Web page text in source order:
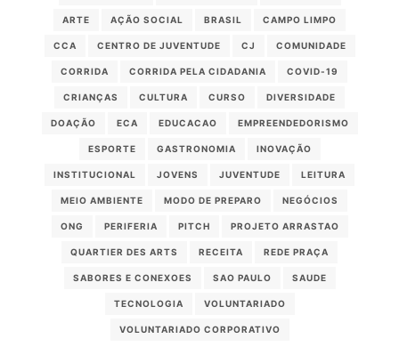
ARTE AÇÃO SOCIAL BRASIL CAMPO LIMPO
CCA CENTRO DE JUVENTUDE CJ COMUNIDADE
CORRIDA CORRIDA PELA CIDADANIA COVID-19
CRIANÇAS CULTURA CURSO DIVERSIDADE
DOAÇÃO ECA EDUCACAO EMPREENDEDORISMO
ESPORTE GASTRONOMIA INOVAÇÃO
INSTITUCIONAL JOVENS JUVENTUDE LEITURA
MEIO AMBIENTE MODO DE PREPARO NEGÓCIOS
ONG PERIFERIA PITCH PROJETO ARRASTAO
QUARTIER DES ARTS RECEITA REDE PRAÇA
SABORES E CONEXOES SAO PAULO SAUDE
TECNOLOGIA VOLUNTARIADO
VOLUNTARIADO CORPORATIVO